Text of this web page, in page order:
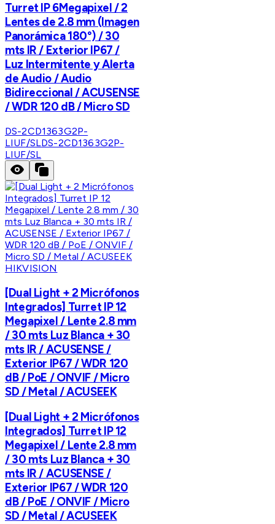
Turret IP 6Megapixel / 2
Lentes de 2.8 mm (Imagen
Panorámica 180°) / 30
mts IR / Exterior IP67 /
Luz Intermitente y Alerta
de Audio / Audio
Bidireccional / ACUSENSE
/ WDR 120 dB / Micro SD
DS-2CD1363G2P-
LIUF/SLDS-2CD1363G2P-
LIUF/SL
HIKVISION
[Dual Light + 2 Micrófonos
Integrados] Turret IP 12
Megapixel / Lente 2.8 mm
/ 30 mts Luz Blanca + 30
mts IR / ACUSENSE /
Exterior IP67 / WDR 120
dB / PoE / ONVIF / Micro
SD / Metal / ACUSEEK
[Dual Light + 2 Micrófonos
Integrados] Turret IP 12
Megapixel / Lente 2.8 mm
/ 30 mts Luz Blanca + 30
mts IR / ACUSENSE /
Exterior IP67 / WDR 120
dB / PoE / ONVIF / Micro
SD / Metal / ACUSEEK